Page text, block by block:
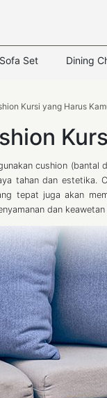
Sofa Set Dining
Kursi yang Harus
cushion
tahan dan estetika.
tepat juga akan
dan